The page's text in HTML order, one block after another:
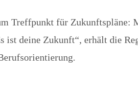
Treffpunkt für Zukunftspläne:
ist deine Zukunft“, erhält die